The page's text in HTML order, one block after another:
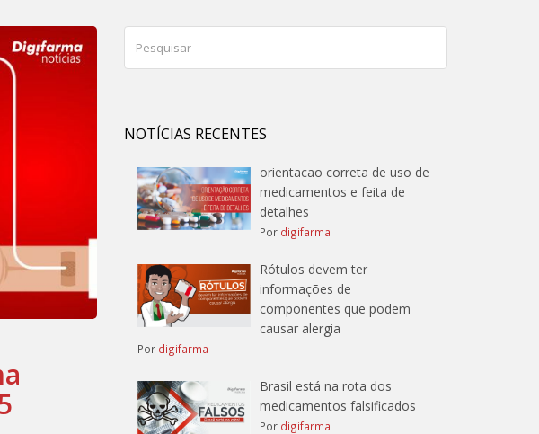
NOTÍCIAS RECENTES
orientacao correta de uso de
medicamentos e feita de
detalhes
Por digifarma
Rótulos devem ter
informações de
componentes que podem
causar alergia
Por digifarma
Brasil está na rota dos
medicamentos falsificados
Por digifarma